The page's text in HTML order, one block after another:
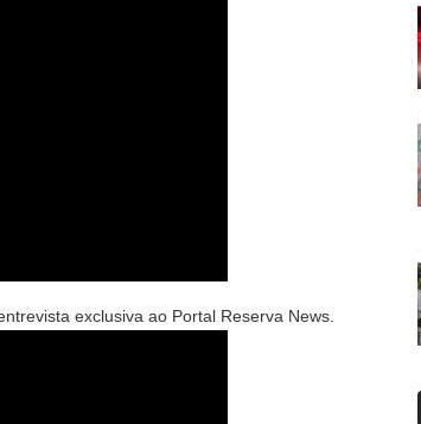
exclusiva ao Portal Reserva News.